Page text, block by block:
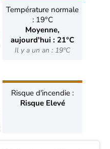
Température normale
: 19°C
Moyenne,
aujourd'hui : 21°C
Il y a un an : 19°C
Risque d'incendie :
Risque Elevé